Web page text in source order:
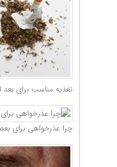
تغذیه مناسب برای بعد
چرا عذرخواهی برای